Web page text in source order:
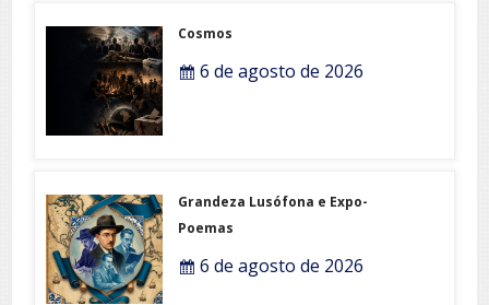
Cosmos
6 de agosto de 2026
Grandeza Lusófona e Expo-
Poemas
6 de agosto de 2026